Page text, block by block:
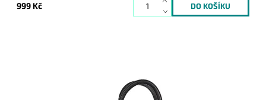
999 Kč
Moderní opravdu malá kabelky do ruky David Jones v černé